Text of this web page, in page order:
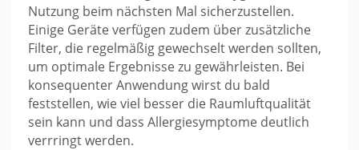
Nutzung beim nächsten Mal sicherzustellen.
Einige Geräte verfügen zudem über zusätzliche
Filter, die regelmäßig gewechselt werden sollten,
um optimale Ergebnisse zu gewährleisten. Bei
konsequenter Anwendung wirst du bald
feststellen, wie viel besser die Raumluftqualität
sein kann und dass Allergiesymptome deutlich
verrringt werden.